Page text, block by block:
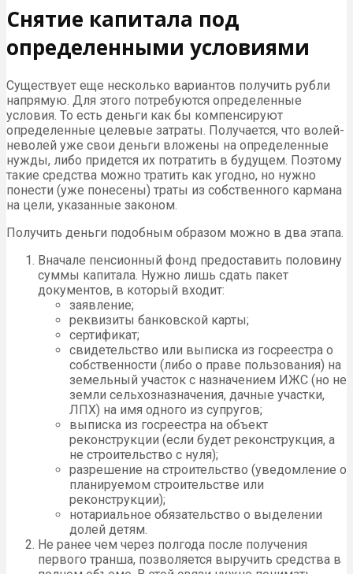
Снятие капитала под
определенными условиями
Существует еще несколько вариантов получить рубли
напрямую. Для этого потребуются определенные
условия. То есть деньги как бы компенсируют
определенные целевые затраты. Получается, что волей-
неволей уже свои деньги вложены на определенные
нужды, либо придется их потратить в будущем. Поэтому
такие средства можно тратить как угодно, но нужно
понести (уже понесены) траты из собственного кармана
на цели, указанные законом.
Получить деньги подобным образом можно в два этапа.
Вначале пенсионный фонд предоставить половину
суммы капитала. Нужно лишь сдать пакет
документов, в который входит:
заявление;
реквизиты банковской карты;
сертификат;
свидетельство или выписка из госреестра о
собственности (либо о праве пользования) на
земельный участок с назначением ИЖС (но не
земли сельхозназначения, дачные участки,
ЛПХ) на имя одного из супругов;
выписка из госреестра на объект
реконструкции (если будет реконструкция, а
не строительство с нуля);
разрешение на строительство (уведомление о
планируемом строительстве или
реконструкции);
нотариальное обязательство о выделении
долей детям.
Не ранее чем через полгода после получения
первого транша, позволяется выручить средства в